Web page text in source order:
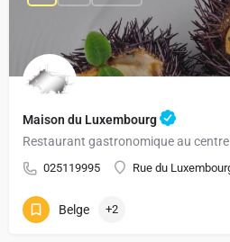
Maison du Luxembourg
Restaurant gastronomique au
025119995 Rue du
Belge +2